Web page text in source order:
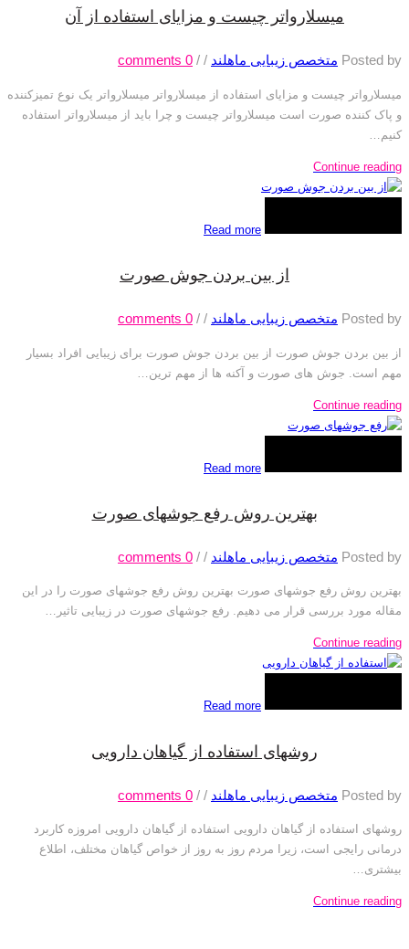
میسلارواتر چیست و مزایای استفاده از آن
Posted by متخصص زیبایی ماهلند /
/
0
comments
میسلارواتر چیست و مزایای استفاده از میسلارواتر میسلارواتر یک نوع تمیزکننده
و پاک کننده صورت است میسلارواتر چیست و چرا باید از میسلارواتر استفاده
کنیم…
Continue reading
Read more
از بین بردن جوش صورت
Posted by متخصص زیبایی ماهلند /
/
0
comments
از بین بردن جوش صورت از بین بردن جوش صورت برای زیبایی افراد بسیار
مهم است. جوش های صورت و آکنه ها از مهم ترین…
Continue reading
Read more
بهترین روش رفع جوشهای صورت
Posted by متخصص زیبایی ماهلند /
/
0
comments
بهترین روش رفع جوشهای صورت بهترین روش رفع جوشهای صورت را در این
مقاله مورد بررسی قرار می دهیم. رفع جوشهای صورت در زیبایی تاثیر…
Continue reading
Read more
روشهای استفاده از گیاهان دارویی
Posted by متخصص زیبایی ماهلند /
/
0
comments
روشهای استفاده از گیاهان دارویی استفاده از گیاهان دارویی امروزه کاربرد
درمانی رایجی است، زیرا مردم روز به روز از خواص گیاهان مختلف، اطلاع
بیشتری…
Continue reading